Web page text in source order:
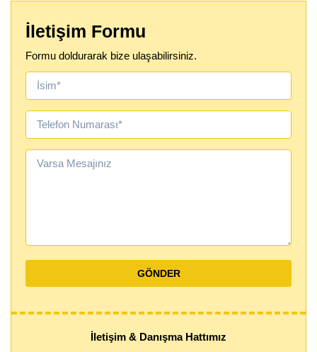
İletişim Formu
Formu doldurarak bize ulaşabilirsiniz.
İletişim & Danışma Hattımız